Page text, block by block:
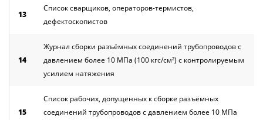
13
Список сварщиков, операторов-термистов,
дефектоскопистов
14
Журнал сборки разъёмных соединений трубопроводов с
давлением более 10 МПа (100 кгс/см²) с контролируемым
усилием натяжения
15
Список рабочих, допущенных к сборке разъёмных
соединений трубопроводов с давлением более 10 МПа